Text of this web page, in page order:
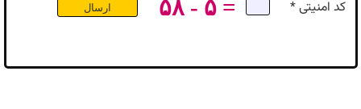
کد امنیتی * ۵۸ - ۵ =